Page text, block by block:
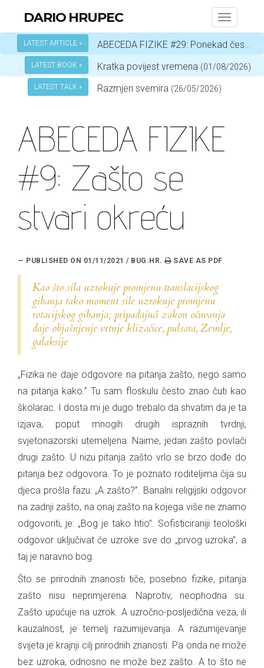
Toggle
DARIO HRUPEC
LATEST ARTICLE » ABECEDA FIZIKE #29: Ponekad čestica, a ponekad val – ovisi o okolnostima
LATEST BOOK » Kratka povijest vremena (01/08/2026)
LATEST TALK » Razmjeri svemira (26/05/2026)
ABECEDA FIZIKE
#9: Zašto se
stvari okreću
— PUBLISHED ON 01/11/2021 / BUG.HR.
Kao što sila uzrokuje promjenu translacijskog
gibanja tako moment sile uzrokuje promjenu
rotacijskog gibanja; pripadajući zakon očuvanja
daje objašnjenje vrtnje klizačice, pulsara, Zemlje,
galaksije
„Fizika ne daje odgovore na pitanja zašto, nego samo
na pitanja kako.” Tu sam floskulu često znao čuti kao
školarac. I dosta mi je dugo trebalo da shvatim da je ta
izjava, poput mnogih drugih ispraznih tvrdnji,
svjetonazorski utemeljena. Naime, jedan zašto povlači
drugi zašto. U nizu pitanja zašto vrlo se brzo dođe do
pitanja bez odgovora. To je poznato roditeljima čija su
djeca prošla fazu: „A zašto?”. Banalni religijski odgovor
na zadnji zašto, na onaj zašto na kojega više ne znamo
odgovoriti, je: „Bog je tako htio”. Sofisticiraniji teološki
odgovor uključivat će uzroke sve do „prvog uzroka”, a
taj je naravno bog.
Što se prirodnih znanosti tiče, posebno fizike, pitanja
zašto nisu neprimjerena. Naprotiv, neophodna su.
Zašto upućuje na uzrok. A uzročno-posljedična veza, ili
kauzalnost, je temelj razumijevanja. A razumijevanje
svijeta je krajnji cilj prirodnih znanosti. Pa onda ne može
bez uzroka, odnosno ne može bez zašto. A to što ne